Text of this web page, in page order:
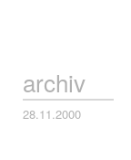
archiv
28.11.2000